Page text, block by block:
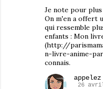
Je note pour
On m'en a offert
qui ressemble
enfants : Mon
(http://
n-livre-anime-
connais.
appelez
26